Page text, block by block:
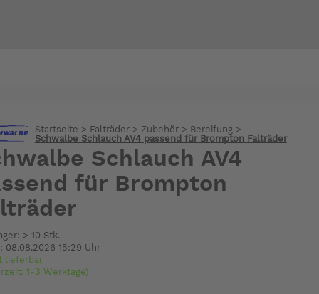
Startseite > Falträder> Zubehör> Bereifung>
Schwalbe Schlauch AV4 passend für Brompton Falträder
Schlauch AV4
für Brompton
> 10 Stk.
08.08.2026 15:29 Uhr
lieferbar
1-3 Werktage)